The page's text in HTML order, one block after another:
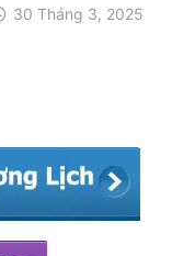
30 Tháng 3, 2025